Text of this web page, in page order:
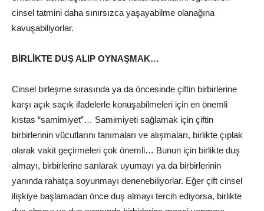
cinsel tatmini daha sınırsızca yaşayabilme olanağına
kavuşabiliyorlar.
BİRLİKTE DUŞ ALIP OYNAŞMAK…
Cinsel birleşme sırasında ya da öncesinde çiftin birbirlerine
karşı açık saçık ifadelerle konuşabilmeleri için en önemli
kıstas “samimiyet”… Samimiyeti sağlamak için çiftin
birbirlerinin vücutlarını tanımaları ve alışmaları, birlikte çıplak
olarak vakit geçirmeleri çok önemli… Bunun için birlikte duş
almayı, birbirlerine sarılarak uyumayı ya da birbirlerinin
yanında rahatça soyunmayı denenebiliyorlar. Eğer çift cinsel
ilişkiye başlamadan önce duş almayı tercih ediyorsa, birlikte